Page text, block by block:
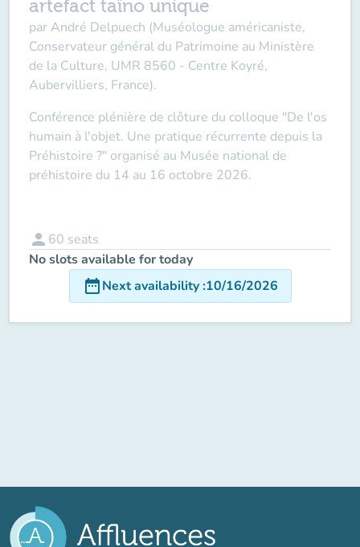
artefact taïno unique
par André Delpuech (Muséologue américaniste,
Conservateur général du Patrimoine au Ministère
de la Culture, UMR 8560 - Centre Koyré,
Aubervilliers, France).
Conférence plénière de clôture du colloque "De l'os
humain à l'objet. Une pratique récurrente depuis la
Préhistoire ?" organisé au Musée national de
préhistoire du 14 au 16 octobre 2026.
person 60 seats
No slots available for today
date_rangeNext availability:10/16/2026